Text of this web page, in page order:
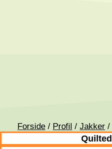
Forside / Profil / Jakker /